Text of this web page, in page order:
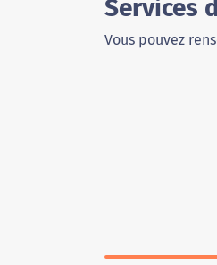
Services
Vous pouvez